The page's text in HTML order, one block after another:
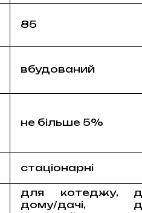
85
вбудований
не більше 5%
стаціонарні
для котеджу,
дому/дачі,